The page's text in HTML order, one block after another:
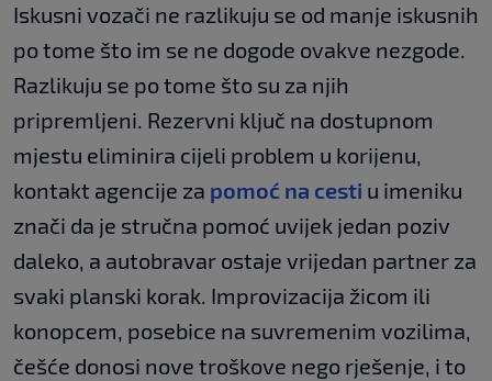
Iskusni vozači ne razlikuju se od manje iskusnih
po tome što im se ne dogode ovakve nezgode.
Razlikuju se po tome što su za njih
pripremljeni. Rezervni ključ na dostupnom
mjestu eliminira cijeli problem u korijenu,
kontakt agencije za pomoć na cesti u imeniku
znači da je stručna pomoć uvijek jedan poziv
daleko, a autobravar ostaje vrijedan partner za
svaki planski korak. Improvizacija žicom ili
konopcem, posebice na suvremenim vozilima,
češće donosi nove troškove nego rješenje, i to